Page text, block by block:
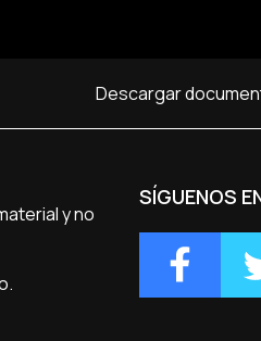
Descargar
y no
SÍGUENOS